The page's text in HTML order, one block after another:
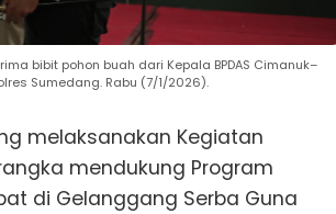
bibit pohon buah dari Kepala BPDAS Cimanuk–
Sumedang. Rabu (7/1/2026).
melaksanakan Kegiatan
mendukung Program
di Gelanggang Serba Guna